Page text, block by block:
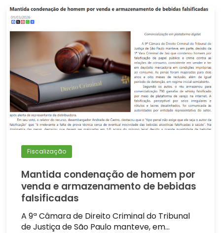
Fiscalização
Mantida condenação de homem por
venda e armazenamento de bebidas
falsificadas
A 9ª Câmara de Direito Criminal do Tribunal
de Justiça de São Paulo manteve, em…